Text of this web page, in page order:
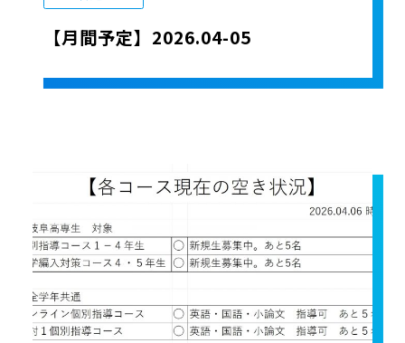
【月間予定】2026.04-05